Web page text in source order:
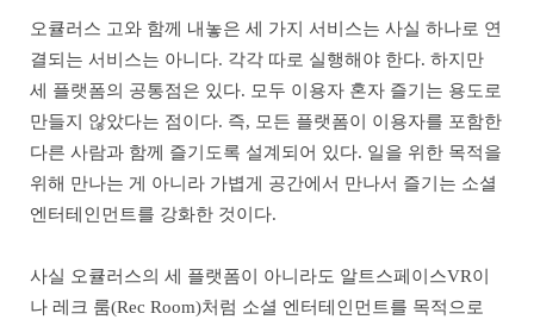
오큘러스 고와 함께 내놓은 세 가지 서비스는 사실 하나로 연
결되는 서비스는 아니다. 각각 따로 실행해야 한다. 하지만
세 플랫폼의 공통점은 있다. 모두 이용자 혼자 즐기는 용도로
만들지 않았다는 점이다. 즉, 모든 플랫폼이 이용자를 포함한
다른 사람과 함께 즐기도록 설계되어 있다. 일을 위한 목적을
위해 만나는 게 아니라 가볍게 공간에서 만나서 즐기는 소셜
엔터테인먼트를 강화한 것이다.
사실 오큘러스의 세 플랫폼이 아니라도 알트스페이스VR이
나 레크 룸(Rec Room)처럼 소셜 엔터테인먼트를 목적으로